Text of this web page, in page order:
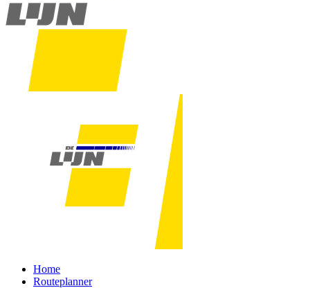
Home
Routeplanner